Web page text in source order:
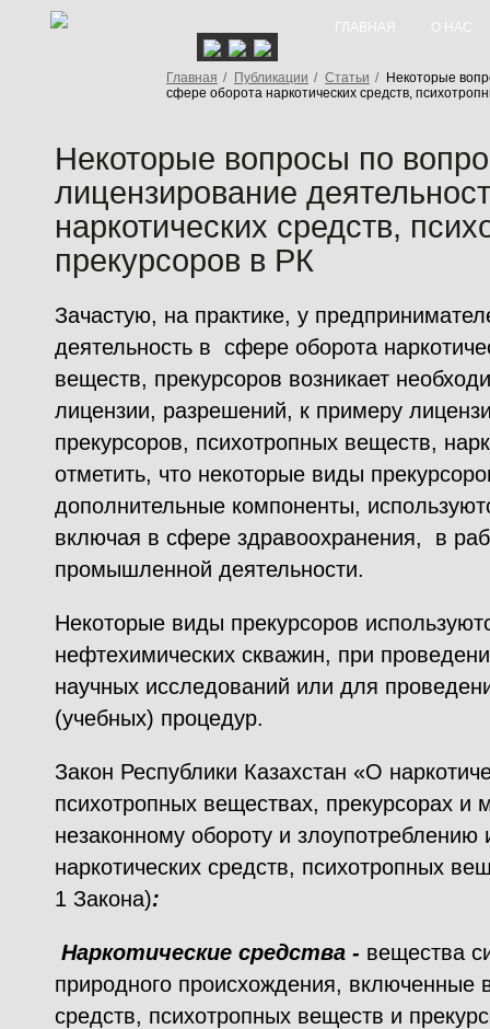
ГЛАВНАЯ О НАС
Главная / Публикации / Статьи /
Некоторые
сфере оборота наркотических средств,
Некоторые вопросы по
лицензирование
наркотических средств,
прекурсоров в РК
Зачастую, на практике, у
деятельность в сфере оборота
веществ, прекурсоров возникает
лицензии, разрешений, к примеру
прекурсоров, психотропных веществ,
отметить, что некоторые виды
дополнительные компоненты,
включая в сфере здравоохранения, в
промышленной деятельности.
Некоторые виды прекурсоров
нефтехимических скважин, при
научных исследований или для
(учебных) процедур.
Закон Республики Казахстан «О
психотропных веществах, прекурсорах и
незаконному обороту и злоупотреблению
наркотических средств, психотропных
1 Закона):
Наркотические средства - вещества
природного происхождения, включенные
средств, психотропных веществ и